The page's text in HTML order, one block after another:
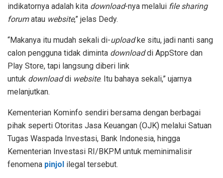
indikatornya adalah kita download-nya melalui file sharing
forumatau website,” jelas Dedy.
“Makanya itu mudah sekali di-upload ke situ, jadi nanti sang
calon pengguna tidak diminta downloaddi AppStore dan
Play Store, tapi langsung diberi link
untuk downloaddi website. Itu bahaya sekali,” ujarnya
melanjutkan.
Kementerian Kominfo sendiri bersama dengan berbagai
pihak seperti Otoritas Jasa Keuangan (OJK) melalui Satuan
Tugas Waspada Investasi, Bank Indonesia, hingga
Kementerian Investasi RI/BKPM untuk meminimalisir
fenomena pinjol ilegal tersebut.